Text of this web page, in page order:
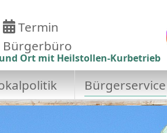
Ort mit Heilstollen-Kurbetrieb
Termin
Bürgerbüro
Bürgerservice